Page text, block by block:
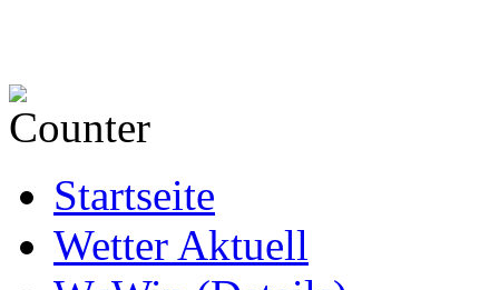
Startseite
Wetter Aktuell